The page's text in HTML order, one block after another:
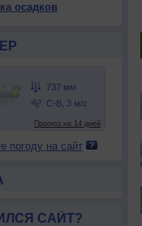
осадков
погоду на сайт
САЙТ?